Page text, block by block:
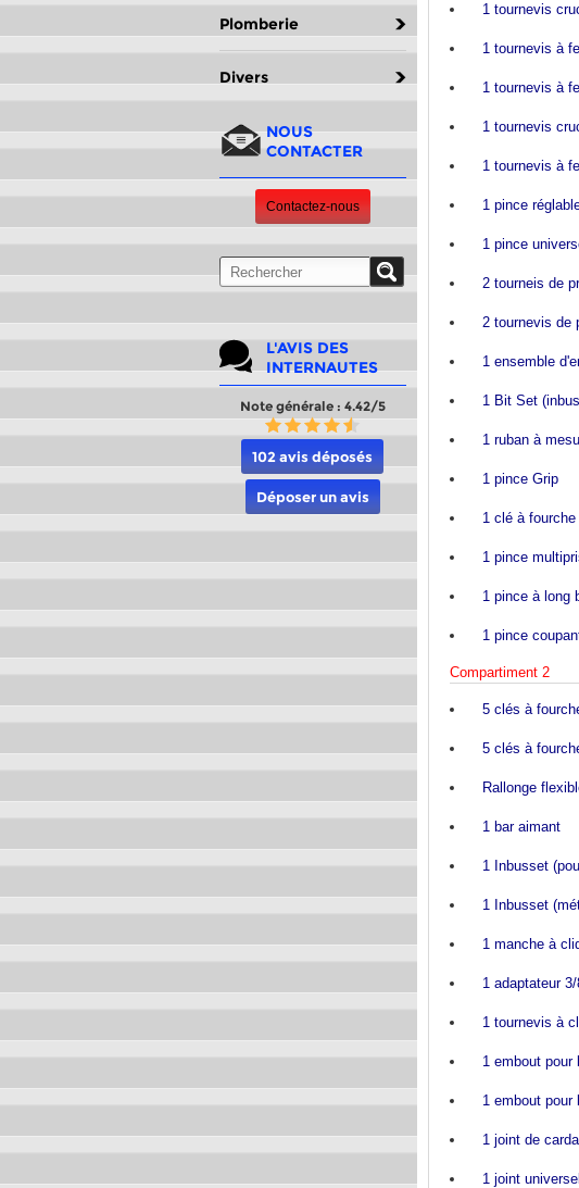
Plomberie
Divers
NOUS
CONTACTER
Contactez-nous
L'AVIS DES
INTERNAUTES
Note générale : 4.42/5
102 avis déposés
Déposer un avis
1 tournevis
1 tournevis à
1 tournevis à
1 tournevis
1 tournevis à
1 pince
1 pince
2 tourneis de
2 tournevis de
1 ensemble
1 Bit Set
1 ruban à
1 pince Grip
1 clé à fourche
1 pince
1 pince à long
1 pince
Compartiment 2
5 clés à
5 clés à
Rallonge
1 bar aimant
1 Inbusset
1 Inbusset
1 manche à
1 adaptateur
1 tournevis à
1 embout pour
1 embout pour
1 joint de
1 joint